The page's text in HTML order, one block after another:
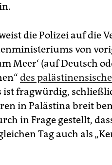
die Polizei auf die
von
Meer‘ (auf Deutsch
des
ist fragwürdig,
in Palästina breit
in Frage gestellt,
Tag auch als